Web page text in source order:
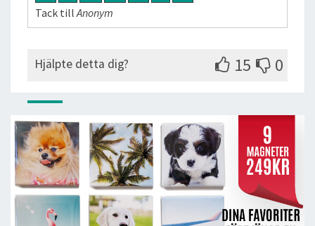
Tack tillAnonym
Hjälpte detta dig? 15 0